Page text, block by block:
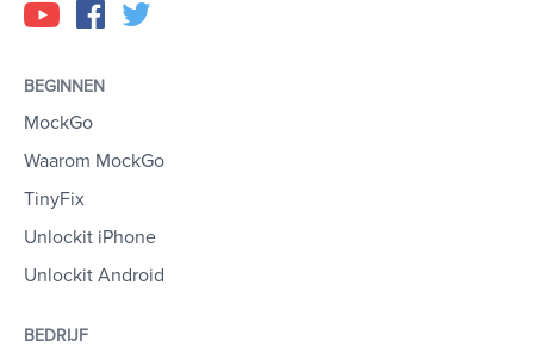
BEGINNEN
MockGo
Waarom MockGo
TinyFix
Unlockit iPhone
Unlockit Android
BEDRIJF